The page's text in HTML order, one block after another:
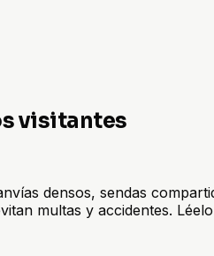
visitantes
densos, sendas
multas y accidentes.